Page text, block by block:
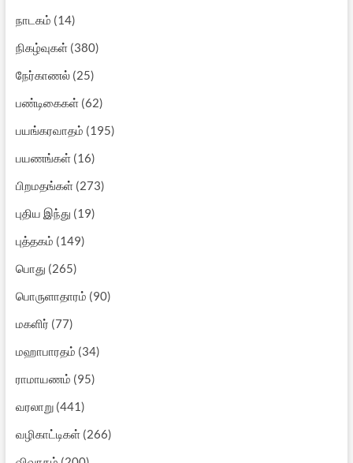
நாடகம் (14)
நிகழ்வுகள்(380)
நேர்காணல்(25)
பண்டிகைகள்(62)
பயங்கரவாதம் (195)
பயணங்கள்(16)
பிறமதங்கள்(273)
புதிய இந்து (19)
புத்தகம் (149)
பொது (265)
பொருளாதாரம் (90)
மகளிர் (77)
மஹாபாரதம் (34)
ராமாயணம் (95)
வரலாறு(441)
வழிகாட்டிகள்(266)